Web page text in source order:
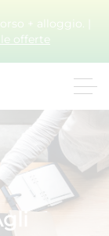
+ alloggio. |
offerte